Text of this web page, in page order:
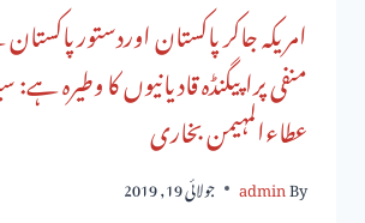
امریکہ جاکر پاکستان
منفی پراپیگنڈہ قادیانیوں کا وطیرہ ہے:
عطاءالمہیمن بخاری
By
admin جولائی 19, 2019